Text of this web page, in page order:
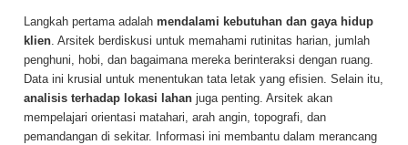
Langkah pertama adalah mendalami kebutuhan dan gaya hidup
klien. Arsitek berdiskusi untuk memahami rutinitas harian, jumlah
penghuni, hobi, dan bagaimana mereka berinteraksi dengan ruang.
Data ini krusial untuk menentukan tata letak yang efisien. Selain itu,
analisis terhadap lokasi lahan juga penting. Arsitek akan
mempelajari orientasi matahari, arah angin, topografi, dan
pemandangan di sekitar. Informasi ini membantu dalam merancang